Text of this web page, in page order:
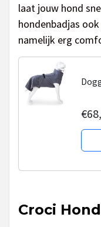
laat jouw hond
hondenbadjas
namelijk erg
Croci